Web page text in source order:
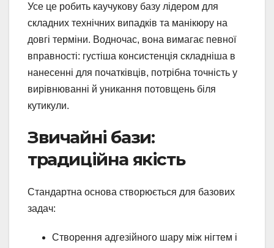
Усе це робить каучукову базу лідером для
складних технічних випадків та манікюру на
довгі терміни. Водночас, вона вимагає певної
вправності: густіша консистенція складніша в
нанесенні для початківців, потрібна точність у
вирівнюванні й уникання потовщень біля
кутикули.
Звичайні бази:
традиційна якість
Стандартна основа створюється для базових
задач:
Створення адгезійного шару між нігтем і